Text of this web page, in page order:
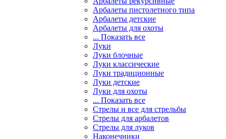
Арбалеты пистолетного типа
Арбалеты детские
Арбалеты для охоты
... Показать все
Луки
Луки блочные
Луки классические
Луки традиционные
Луки детские
Луки для охоты
... Показать все
Стрелы и все для стрельбы
Стрелы для арбалетов
Стрелы для луков
Наконечники